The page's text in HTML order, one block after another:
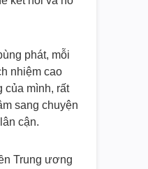
phát, mỗi
nhiệm cao
của mình, rất
sang chuyện
cận.
Trung ương